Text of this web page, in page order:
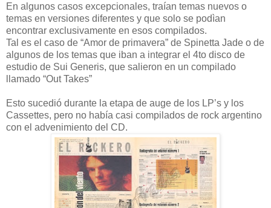
En algunos casos excepcionales, traían temas nuevos o
temas en versiones diferentes y que solo se podìan
encontrar exclusivamente en esos compilados.
Tal es el caso de “Amor de primavera” de Spinetta Jade o de
algunos de los temas que iban a integrar el 4to disco de
estudio de Sui Generis, que salieron en un compilado
llamado “Out Takes”
Esto sucedió durante la etapa de auge de los LP’s y los
Cassettes, pero no había casi compilados de rock argentino
con el advenimiento del CD.